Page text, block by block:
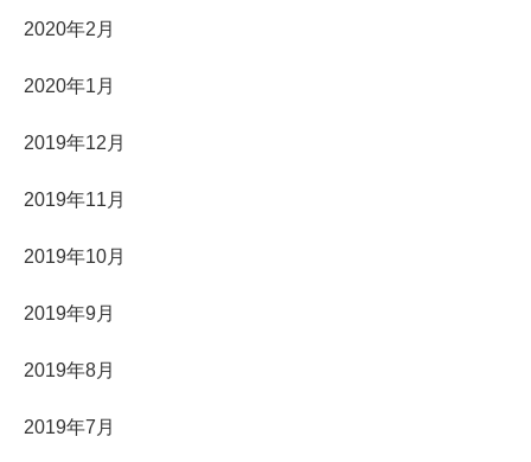
2020年2月
2020年1月
2019年12月
2019年11月
2019年10月
2019年9月
2019年8月
2019年7月